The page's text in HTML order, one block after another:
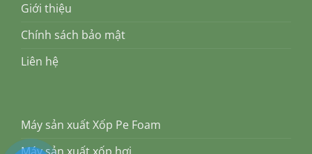
Giới thiệu
Chính sách bảo mật
Liên hệ
Máy sản xuất Xốp Pe Foam